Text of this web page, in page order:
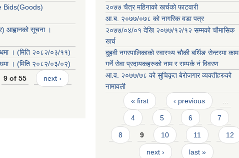
Bids(Goods)
आह्वानको सूचना ।
। (मिति २०८२/०३/११)
। (मिति २०८२/०३/०२)
9 of 55 next ›
२०७७ चैत्र महिनाको खर्चको फाटवारी
आ.ब. २०७७/०७८ काे नागरिक वडा पत्र
२०७७/०४/०१ देखि २०७७/१२/१२ सम्मको चौमासिक
खर्च
दुहवी नगरपालिकाको स्वास्थ्य चाैकी बर्थिङ सेन्टरमा काम
गर्ने सेवा प्रदायकहरुको नाम र सम्पर्क नं विवरण
आ.व. २०७७/७८ को सुचिकृत बेरोजगार व्यक्तीहरुको
नामावली
Pages
« first ‹ previous
4 5 6 7
8 9 10 11 12
next › last »